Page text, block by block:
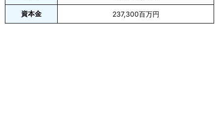
資本金 237,300百万円